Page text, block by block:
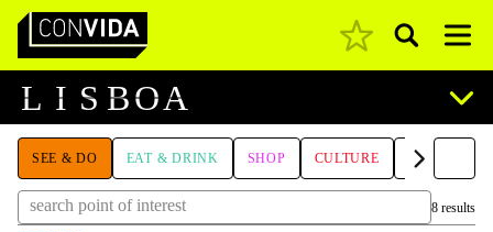
Main Navigation Pesquisar
L I S BOA
SEE & DO EAT & DRINK SHOP CULTURE SLEEP
8 results